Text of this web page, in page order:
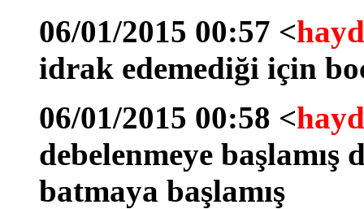
06/01/2015 00:57 <
idrak edemediği için
06/01/2015 00:58 <
debelenmeye başlamış
batmaya başlamış